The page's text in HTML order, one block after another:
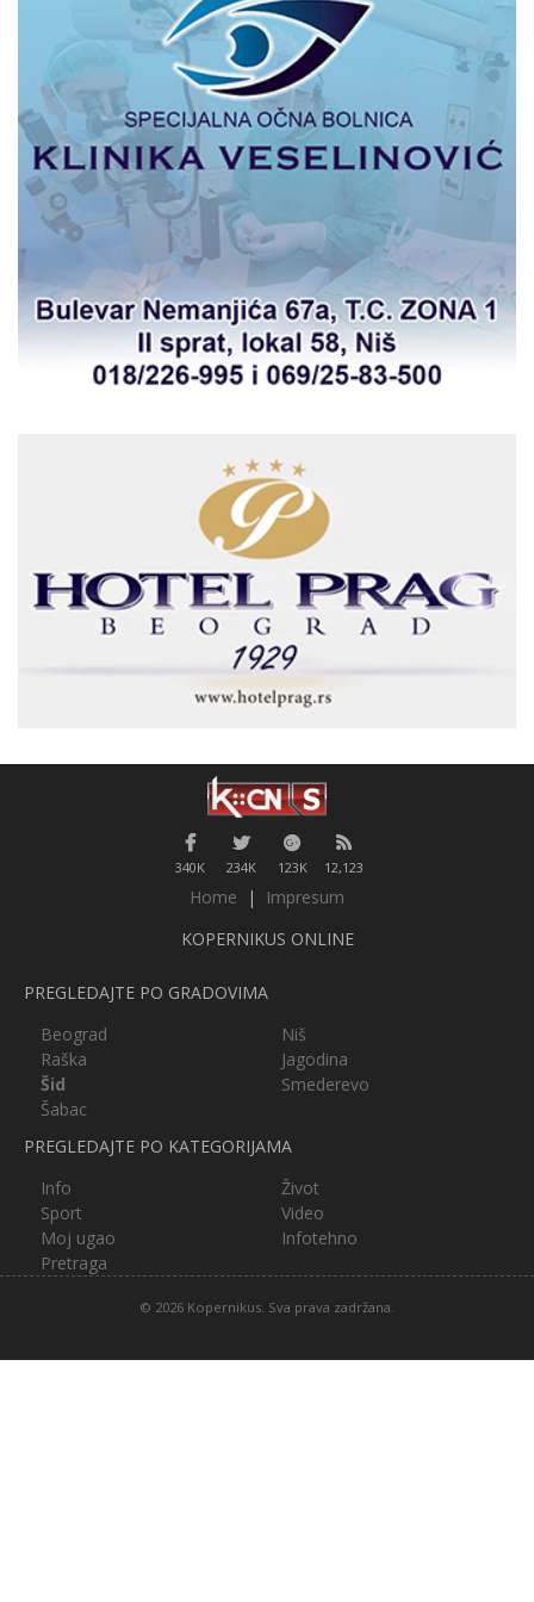
340K 234K 123K 12,123
Home |
Impresum
KOPERNIKUS ONLINE
PREGLEDAJTE PO GRADOVIMA
Beograd
Niš
Raška
Jagodina
Šid
Smederevo
Šabac
PREGLEDAJTE PO KATEGORIJAMA
Info
Život
Sport
Video
Moj ugao
Infotehno
Pretraga
© 2026 Kopernikus. Sva prava zadržana.